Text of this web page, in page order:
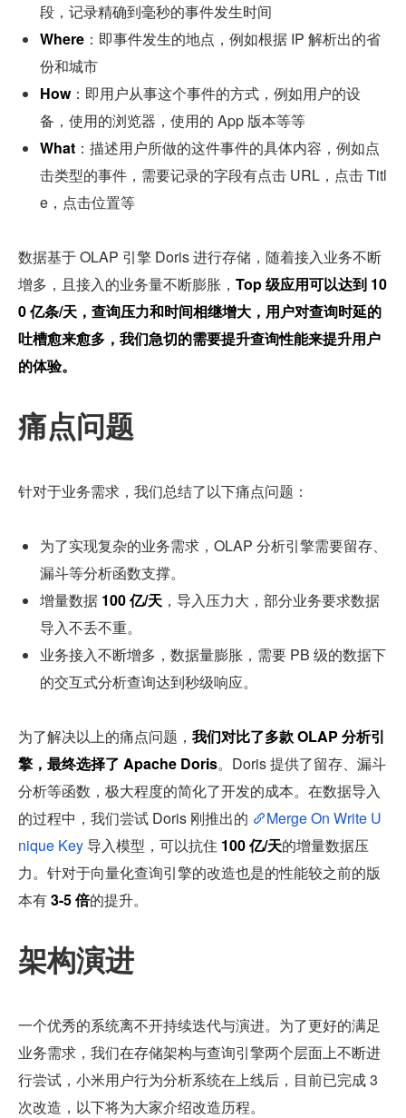
段，记录精确到毫秒的事件发生时间
Where ：即事件发生的地点，例如根据 IP 解析出的省
份和城市
How：即用户从事这个事件的方式，例如用户的设
备，使用的浏览器，使用的 App 版本等等
What ：描述用户所做的这件事件的具体内容，例如点
击类型的事件，需要记录的字段有点击 URL，点击 Titl
e，点击位置等
数据基于 OLAP 引擎 Doris 进行存储，随着接入业务不断
增多，且接入的业务量不断膨胀， Top 级应用可以达到 10
0 亿条/天，查询压力和时间相继增大，用户对查询时延的
吐槽愈来愈多，我们急切的需要提升查询性能来提升用户
的体验。
痛点问题
针对于业务需求，我们总结了以下痛点问题：
为了实现复杂的业务需求，OLAP 分析引擎需要留存、
漏斗等分析函数支撑。
增量数据 100 亿/天 ，导入压力大，部分业务要求数据
导入不丢不重。
业务接入不断增多，数据量膨胀，需要 PB 级的数据下
的交互式分析查询达到秒级响应。
为了解决以上的痛点问题， 我们对比了多款 OLAP 分析引
擎，最终选择了 Apache Doris。Doris 提供了留存、漏斗
分析等函数，极大程度的简化了开发的成本。在数据导入
的过程中，我们尝试 Doris 刚推出的
Merge On Write U
nique Key 导入模型，可以抗住 100 亿/天的增量数据压
力。针对于向量化查询引擎的改造也是的性能较之前的版
本有 3-5 倍的提升。
架构演进
一个优秀的系统离不开持续迭代与演进。为了更好的满足
业务需求，我们在存储架构与查询引擎两个层面上不断进
行尝试，小米用户行为分析系统在上线后，目前已完成 3
次改造，以下将为大家介绍改造历程。